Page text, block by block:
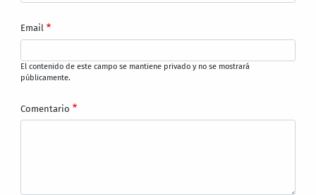
Email
El contenido de este campo se mantiene privado y no se mostrará
públicamente.
Comentario